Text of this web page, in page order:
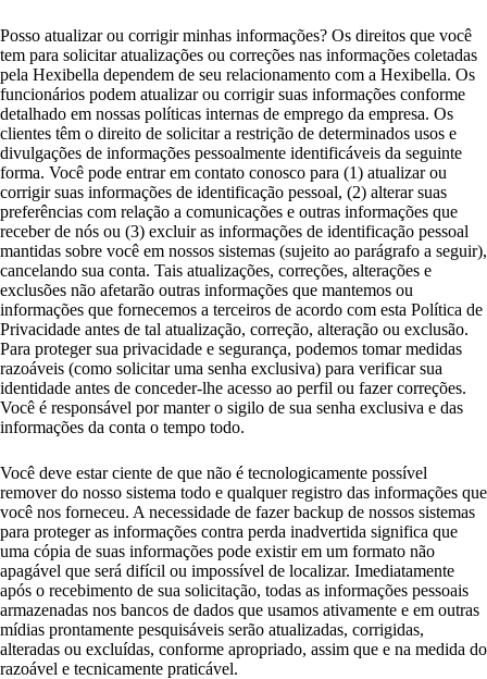
Posso atualizar ou corrigir minhas informações? Os direitos que você
tem para solicitar atualizações ou correções nas informações coletadas
pela Hexibella dependem de seu relacionamento com a Hexibella. Os
funcionários podem atualizar ou corrigir suas informações conforme
detalhado em nossas políticas internas de emprego da empresa. Os
clientes têm o direito de solicitar a restrição de determinados usos e
divulgações de informações pessoalmente identificáveis da seguinte
forma. Você pode entrar em contato conosco para (1) atualizar ou
corrigir suas informações de identificação pessoal, (2) alterar suas
preferências com relação a comunicações e outras informações que
receber de nós ou (3) excluir as informações de identificação pessoal
mantidas sobre você em nossos sistemas (sujeito ao parágrafo a seguir),
cancelando sua conta. Tais atualizações, correções, alterações e
exclusões não afetarão outras informações que mantemos ou
informações que fornecemos a terceiros de acordo com esta Política de
Privacidade antes de tal atualização, correção, alteração ou exclusão.
Para proteger sua privacidade e segurança, podemos tomar medidas
razoáveis (como solicitar uma senha exclusiva) para verificar sua
identidade antes de conceder-lhe acesso ao perfil ou fazer correções.
Você é responsável por manter o sigilo de sua senha exclusiva e das
informações da conta o tempo todo.
Você deve estar ciente de que não é tecnologicamente possível
remover do nosso sistema todo e qualquer registro das informações que
você nos forneceu. A necessidade de fazer backup de nossos sistemas
para proteger as informações contra perda inadvertida significa que
uma cópia de suas informações pode existir em um formato não
apagável que será difícil ou impossível de localizar. Imediatamente
após o recebimento de sua solicitação, todas as informações pessoais
armazenadas nos bancos de dados que usamos ativamente e em outras
mídias prontamente pesquisáveis serão atualizadas, corrigidas,
alteradas ou excluídas, conforme apropriado, assim que e na medida do
razoável e tecnicamente praticável.